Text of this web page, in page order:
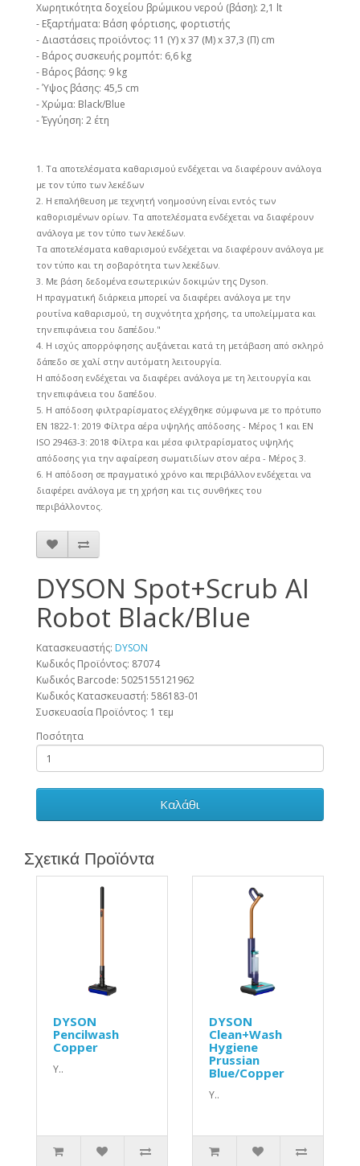
Χωρητικότητα δοχείου βρώμικου νερού (βάση): 2,1 lt
- Εξαρτήματα: Βάση φόρτισης, φορτιστής
- Διαστάσεις προϊόντος: 11 (Y) x 37 (Μ) x 37,3 (Π) cm
- Βάρος συσκευής ρομπότ: 6,6 kg
- Βάρος βάσης: 9 kg
- Ύψος βάσης: 45,5 cm
- Χρώμα: Black/Blue
- Έγγύηση: 2 έτη
1. Τα αποτελέσματα καθαρισμού ενδέχεται να διαφέρουν ανάλογα
με τον τύπο των λεκέδων
2. Η επαλήθευση με τεχνητή νοημοσύνη είναι εντός των
καθορισμένων ορίων. Τα αποτελέσματα ενδέχεται να διαφέρουν
ανάλογα με τον τύπο των λεκέδων.
Τα αποτελέσματα καθαρισμού ενδέχεται να διαφέρουν ανάλογα με
τον τύπο και τη σοβαρότητα των λεκέδων.
3. Με βάση δεδομένα εσωτερικών δοκιμών της Dyson.
Η πραγματική διάρκεια μπορεί να διαφέρει ανάλογα με την
ρουτίνα καθαρισμού, τη συχνότητα χρήσης, τα υπολείμματα και
την επιφάνεια του δαπέδου."
4. Η ισχύς απορρόφησης αυξάνεται κατά τη μετάβαση από σκληρό
δάπεδο σε χαλί στην αυτόματη λειτουργία.
Η απόδοση ενδέχεται να διαφέρει ανάλογα με τη λειτουργία και
την επιφάνεια του δαπέδου.
5. Η απόδοση φιλτραρίσματος ελέγχθηκε σύμφωνα με το πρότυπο
EN 1822-1: 2019 Φίλτρα αέρα υψηλής απόδοσης - Μέρος 1 και EN
ISO 29463-3: 2018 Φίλτρα και μέσα φιλτραρίσματος υψηλής
απόδοσης για την αφαίρεση σωματιδίων στον αέρα - Μέρος 3.
6. Η απόδοση σε πραγματικό χρόνο και περιβάλλον ενδέχεται να
διαφέρει ανάλογα με τη χρήση και τις συνθήκες του
περιβάλλοντος.
DYSON Spot+Scrub AI
Robot Black/Blue
Κατασκευαστής: DYSON
Κωδικός Προϊόντος: 87074
Κωδικός Barcode: 5025155121962
Κωδικός Κατασκευαστή: 586183-01
Συσκευασία Προϊόντος: 1 τεμ
Ποσότητα
Καλάθι
Σχετικά Προϊόντα
DYSON
Pencilwash
Copper
Υ..
DYSON
Clean+Wash
Hygiene
Prussian
Blue/Copper
Υ..